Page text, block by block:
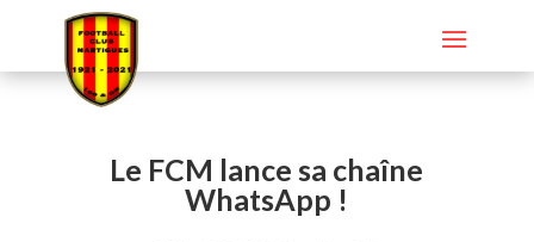
Le FCM lance sa chaîne
WhatsApp !